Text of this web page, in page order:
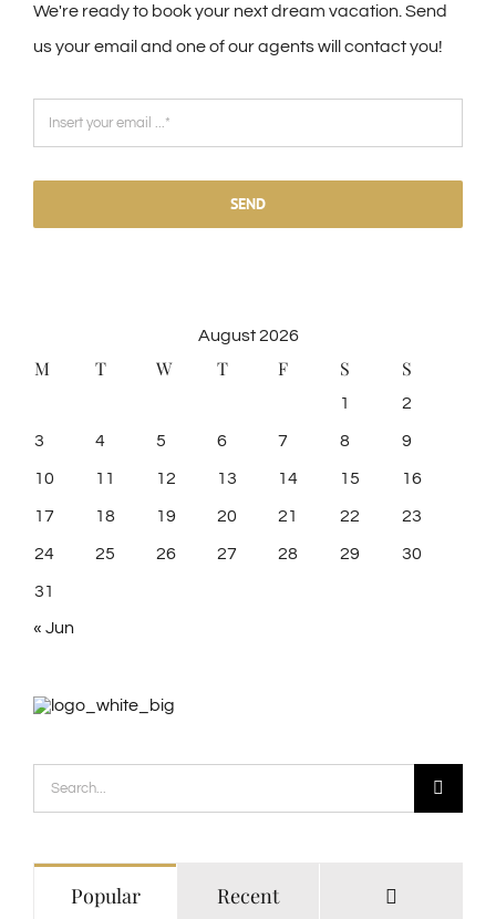
We're ready to book your next dream vacation. Send
us your email and one of our agents will contact you!
SEND
August 2026
M T W T F S S
1 2
3 4 5 6 7 8 9
10 11 12 13 14 15 16
17 18 19 20 21 22 23
24 25 26 27 28 29 30
31
« Jun
Search
for:
Popular Recent